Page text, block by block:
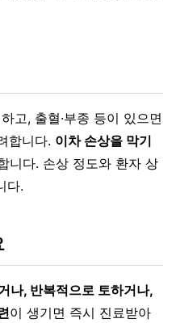
고, 출혈·부종 등이 있으면
합니다. 이차 손상을 막기
니다. 손상 정도와 환자 상
다.
나, 반복적으로 토하거나,
이 생기면 즉시 진료받아